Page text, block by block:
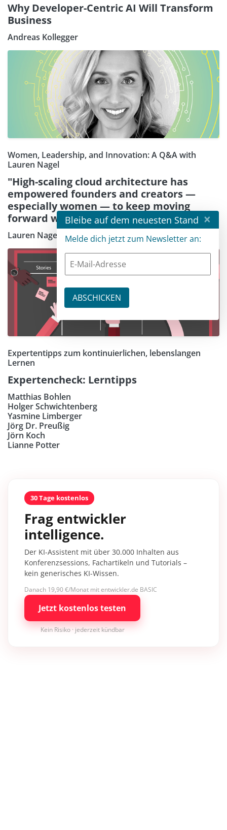
Why Developer-Centric AI Will Transform
Business
Andreas Kollegger
Women, Leadership, and Innovation: A Q&A with
Lauren Nagel
"High-scaling cloud architecture has
empowered founders and creators —
especially women — to keep moving
forward with their ideas."
Lauren Nagel
Expertentipps zum kontinuierlichen, lebenslangen
Lernen
Expertencheck: Lerntipps
Matthias Bohlen
Holger Schwichtenberg
Yasmine Limberger
Jörg Dr. Preußig
Jörn Koch
Lianne Potter
30 Tage kostenlos
Frag entwickler
intelligence.
Der KI-Assistent mit über 30.000 Inhalten aus
Konferenzsessions, Fachartikeln und Tutorials –
kein generisches KI-Wissen.
Danach 19,90 €/Monat mit entwickler.de BASIC
Jetzt kostenlos testen
Kein Risiko · jederzeit kündbar
Bleibe auf dem neuesten Stand ×
Melde dich jetzt zum Newsletter an: